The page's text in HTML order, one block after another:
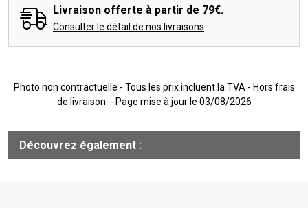
Livraison offerte à partir de 79€.
Consulter le détail de nos livraisons
Photo non contractuelle - Tous les prix incluent la TVA - Hors frais
de livraison. - Page mise à jour le 03/08/2026
Découvrez également :